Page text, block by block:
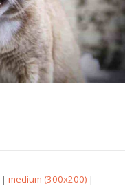
|medium (300x200) |